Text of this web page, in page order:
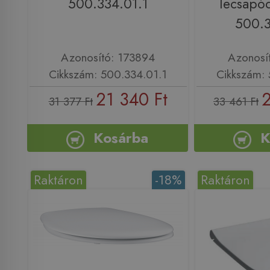
500.334.01.1
Azonosító: 173894
Cikkszám: 500.334.01.1
31 377 Ft 21 340 Ft
Kosárba
33 461 Ft
-18%
Raktáron Raktáron